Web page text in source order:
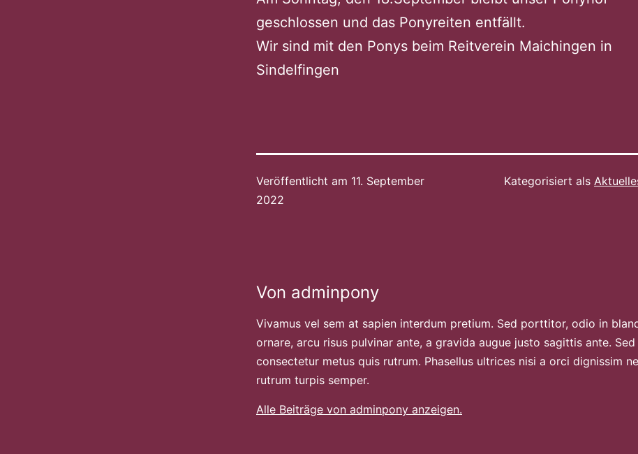
geschlossen und das Ponyreiten entfällt.
Wir sind mit den Ponys beim Reitverein Maichingen in
Sindelfingen
Veröffentlicht am 11. September
2022
Kategorisiert als
Von adminpony
Vivamus vel sem at sapien interdum pretium. Sed porttitor, odio in
ornare, arcu risus pulvinar ante, a gravida augue justo sagittis ante.
consectetur metus quis rutrum. Phasellus ultrices nisi a orci dignissim
rutrum turpis semper.
Alle Beiträge von adminpony anzeigen.